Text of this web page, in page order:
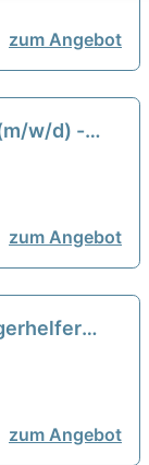
zum Angebot
w/d) -
zum Angebot
zum Angebot